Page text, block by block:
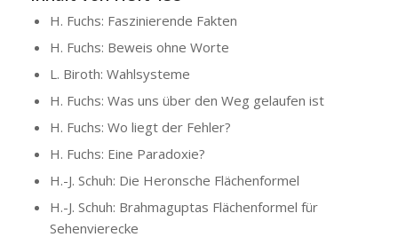
H. Fuchs: Faszinierende Fakten
H. Fuchs: Beweis ohne Worte
L. Biroth: Wahlsysteme
H. Fuchs: Was uns über den Weg gelaufen ist
H. Fuchs: Wo liegt der Fehler?
H. Fuchs: Eine Paradoxie?
H.-J. Schuh: Die Heronsche Flächenformel
H.-J. Schuh: Brahmaguptas Flächenformel für
Sehenvierecke